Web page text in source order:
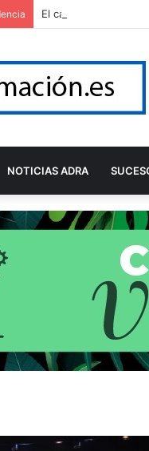
El cartel de la Feria
NOTICIAS ADRA